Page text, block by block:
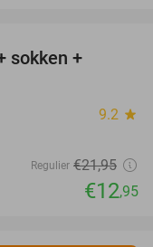
sokken +
9.2 star
Regulier €21,95
€12,95